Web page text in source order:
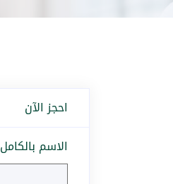
احجز الآن
الاسم بالكامل